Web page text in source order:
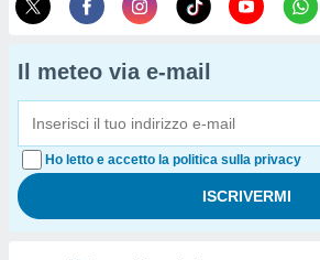
Il meteo via e-mail
Ho letto e accetto la politica sulla privacy